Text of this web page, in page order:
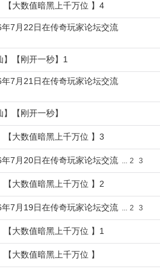
【大数值暗黑上千万位 】4
7月22日在传奇玩家论坛交流
】【刚开一秒】1
7月21日在传奇玩家论坛交流
【刚开一秒】
【大数值暗黑上千万位 】3
7月20日在传奇玩家论坛交流 ... 2 3
【大数值暗黑上千万位 】2
7月19日在传奇玩家论坛交流 ... 2 3
【大数值暗黑上千万位 】1
【大数值暗黑上千万位 】